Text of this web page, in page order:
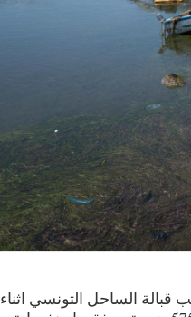
الساحل التونسي اثناء